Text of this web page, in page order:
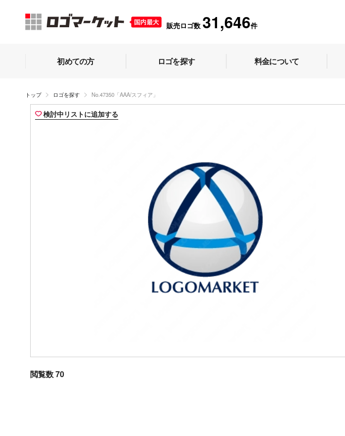
販売ロゴ数 31,646件
初めての方 ロゴを探す 料金について
トップ ロゴを探す No.47350「AAA/スフィア」
検討中リストに追加する
閲覧数 70